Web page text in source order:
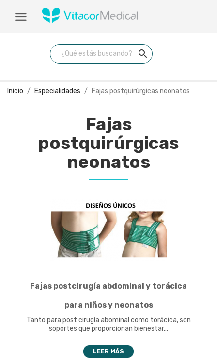
search
Inicio Especialidades Fajas postquirúrgicas neonatos
Fajas
postquirúrgicas
neonatos
Fajas postcirugía abdominal y torácica
para niños y neonatos
Tanto para post cirugía abominal como torácica, son
soportes que proporcionan bienestar...
LEER MÁS